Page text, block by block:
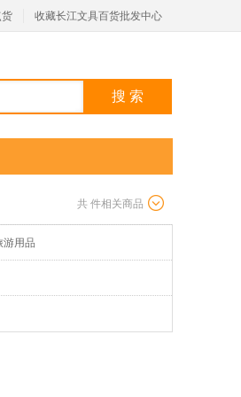
收藏长江文具百货批发中心
搜 索
共 件相关商品
游用品